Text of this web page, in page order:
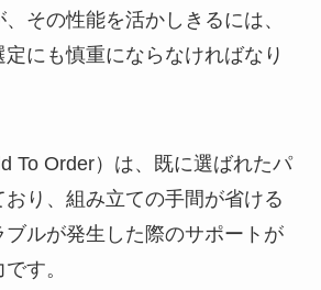
その性能を活かしきるには、
にも慎重にならなければなり
To Order）は、既に選ばれたパ
り、組み立ての手間が省ける
ブルが発生した際のサポートが
す。